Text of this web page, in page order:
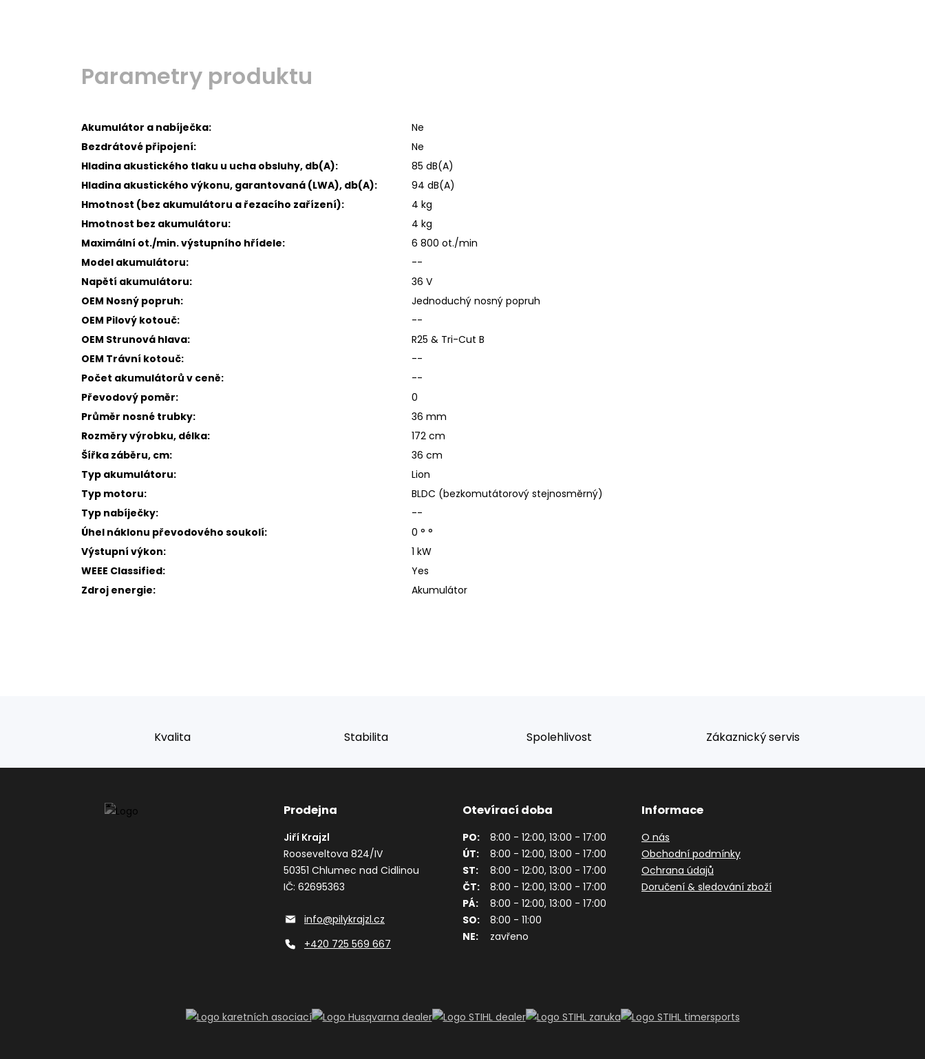
Parametry produktu
Akumulátor a nabíječka:
Ne
Bezdrátové připojení:
Ne
Hladina akustického tlaku u ucha obsluhy, db(A):
85 dB(A)
Hladina akustického výkonu, garantovaná (LWA), db(A):
94 dB(A)
Hmotnost (bez akumulátoru a řezacího zařízení):
4 kg
Hmotnost bez akumulátoru:
4 kg
Maximální ot./min. výstupního hřídele:
6 800 ot./min
Model akumulátoru:
--
Napětí akumulátoru:
36 V
OEM Nosný popruh:
Jednoduchý nosný popruh
OEM Pilový kotouč:
--
OEM Strunová hlava:
R25 & Tri-Cut B
OEM Trávní kotouč:
--
Počet akumulátorů v ceně:
--
Převodový poměr:
0
Průměr nosné trubky:
36 mm
Rozměry výrobku, délka:
172 cm
Šířka záběru, cm:
36 cm
Typ akumulátoru:
Lion
Typ motoru:
BLDC (bezkomutátorový stejnosměrný)
Typ nabíječky:
--
Úhel náklonu převodového soukolí:
0 ° °
Výstupní výkon:
1 kW
WEEE Classified:
Yes
Zdroj energie:
Akumulátor
Kvalita Stabilita Spolehlivost Zákaznický servis
Prodejna
Jiří Krajzl
Rooseveltova 824/IV
50351 Chlumec nad Cidlinou
IČ: 62695363
info@pilykrajzl.cz
+420 725 569 667
Otevírací doba
PO:
8:00 - 12:00, 13:00 - 17:00
ÚT:
8:00 - 12:00, 13:00 - 17:00
ST:
8:00 - 12:00, 13:00 - 17:00
ČT:
8:00 - 12:00, 13:00 - 17:00
PÁ:
8:00 - 12:00, 13:00 - 17:00
SO:
8:00 - 11:00
NE:
zavřeno
Informace
O nás
Obchodní podmínky
Ochrana údajů
Doručení & sledování zboží